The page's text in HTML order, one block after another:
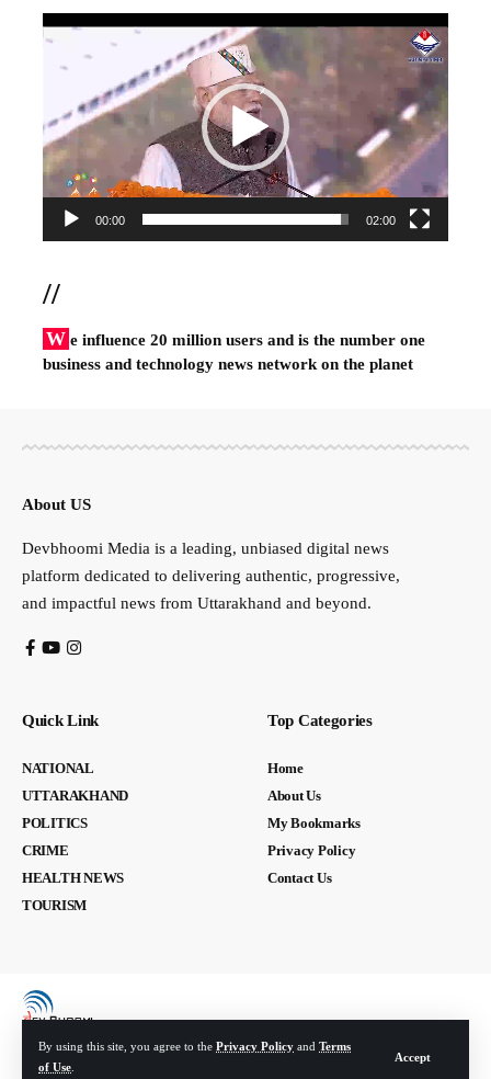
By using this site, you agree to the Privacy Policy and Terms
of Use
Accept
Video
00:00 02:00
//
W e influence 20 million users and is the number one
business and technology news network on the planet
About US
Devbhoomi Media is a leading, unbiased digital news
platform dedicated to delivering authentic, progressive,
and impactful news from Uttarakhand and beyond.
Quick Link
NATIONAL
UTTARAKHAND
POLITICS
CRIME
HEALTH NEWS
TOURISM
Top Categories
Home
About Us
My Bookmarks
Privacy Policy
Contact Us